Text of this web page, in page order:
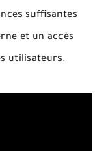
suffisantes
et un accès
utilisateurs.